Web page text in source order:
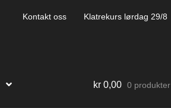
Kontakt oss Klatrekurs lørdag 29/8
kr 0,00 0 produkter